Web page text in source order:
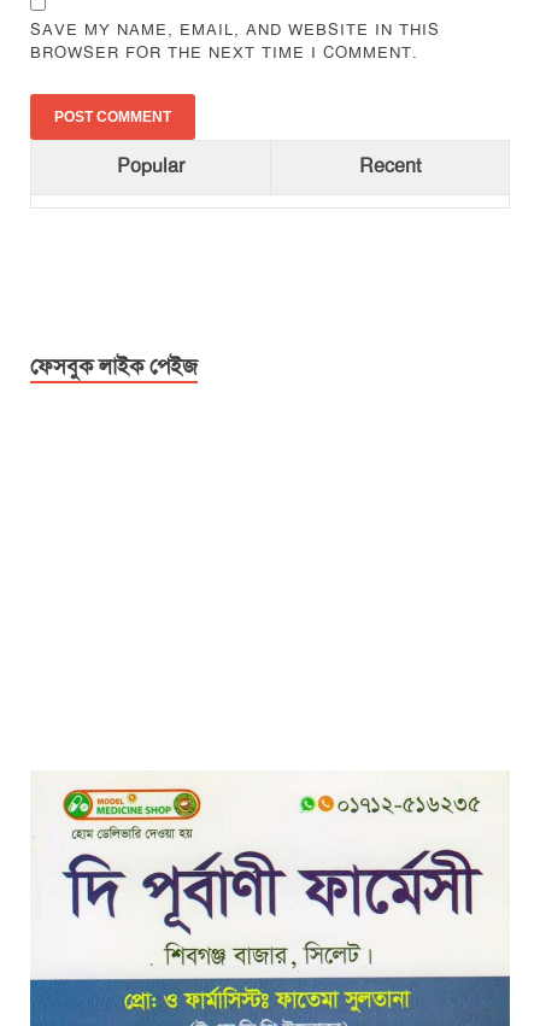
SAVE MY NAME, EMAIL, AND WEBSITE IN THIS
BROWSER FOR THE NEXT TIME I COMMENT.
Popular Recent
ফেসবুক লাইক পেইজ